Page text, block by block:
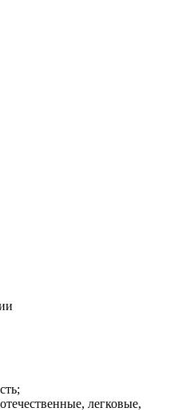
легковые,